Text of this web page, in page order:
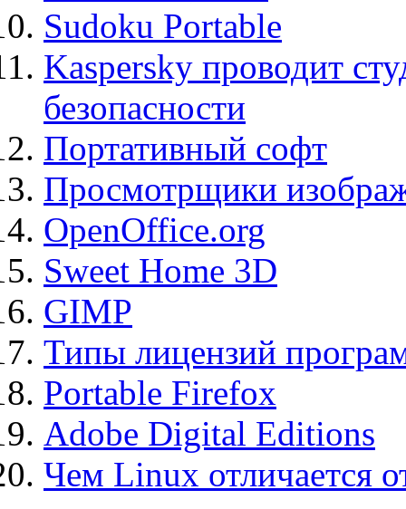
Sudoku Portable
Kaspersky проводит
безопасности
Портативный софт
Просмотрщики
OpenOffice.org
Sweet Home 3D
GIMP
Типы лицензий
Portable Firefox
Adobe Digital Editions
Чем Linux отличается